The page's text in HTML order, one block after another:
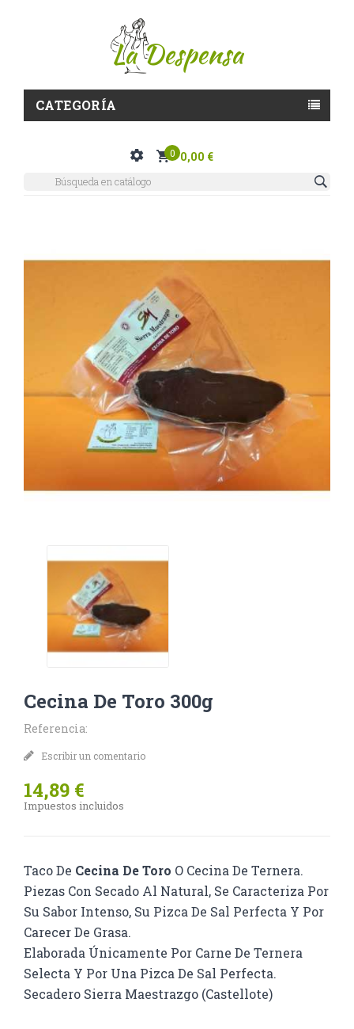
CATEGORÍA
0 0,00 €
Cecina De Toro 300g
Referencia:
Escribir un comentario
14,89 €
Impuestos incluidos
Taco De Cecina De Toro O Cecina De Ternera.
Piezas Con Secado Al Natural, Se Caracteriza Por
Su Sabor Intenso, Su Pizca De Sal Perfecta Y Por
Carecer De Grasa.
Elaborada Únicamente Por Carne De Ternera
Selecta Y Por Una Pizca De Sal Perfecta.
Secadero Sierra Maestrazgo (Castellote)